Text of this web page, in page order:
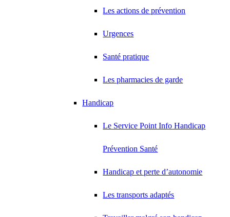
Les actions de prévention
Urgences
Santé pratique
Les pharmacies de garde
Handicap
Le Service Point Info Handicap
Prévention Santé
Handicap et perte d’autonomie
Les transports adaptés